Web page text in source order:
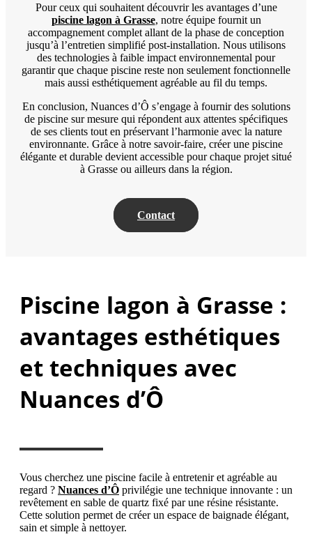
Pour ceux qui souhaitent découvrir les avantages d’une
piscine lagon à Grasse, notre équipe fournit un
accompagnement complet allant de la phase de conception
jusqu’à l’entretien simplifié post-installation. Nous utilisons
des technologies à faible impact environnemental pour
garantir que chaque piscine reste non seulement fonctionnelle
mais aussi esthétiquement agréable au fil du temps.
En conclusion, Nuances d’Ô s’engage à fournir des solutions
de piscine sur mesure qui répondent aux attentes spécifiques
de ses clients tout en préservant l’harmonie avec la nature
environnante. Grâce à notre savoir-faire, créer une piscine
élégante et durable devient accessible pour chaque projet situé
à Grasse ou ailleurs dans la région.
Contact
Piscine lagon à Grasse :
avantages esthétiques
et techniques avec
Nuances d’Ô
Vous cherchez une piscine facile à entretenir et agréable au
regard ? Nuances d’Ô privilégie une technique innovante : un
revêtement en sable de quartz fixé par une résine résistante.
Cette solution permet de créer un espace de baignade élégant,
sain et simple à nettoyer.